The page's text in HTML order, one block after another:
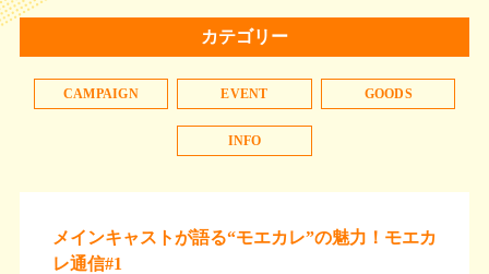
カテゴリー
CAMPAIGN EVENT GOODS
INFO
メインキャストが語る“モエカレ”の魅力！モエカ
レ通信#1